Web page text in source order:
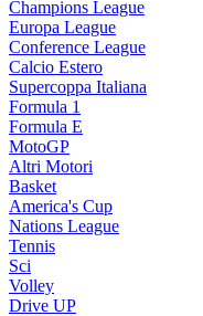
Champions League
Europa League
Conference League
Calcio Estero
Supercoppa Italiana
Formula 1
Formula E
MotoGP
Altri Motori
Basket
America's Cup
Nations League
Tennis
Sci
Volley
Drive UP